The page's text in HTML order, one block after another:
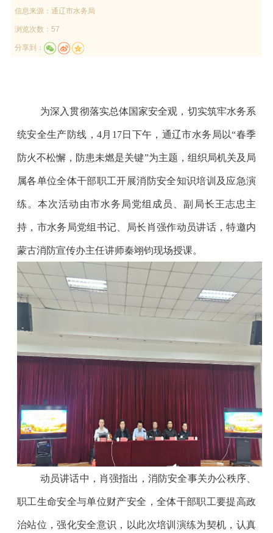
信息来源： 通辽市水务局
浏览次数：57
分享到：
为深入贯彻落实总体国家安全观，切实筑牢水务系
统安全生产防线， 4月 17日下午，通辽市水务局以“春季
防火不松懈，防患未燃是关键”为主题，组织局机关及局
属各单位全体干部职工开展消防安全知识培训及应急演
练。本次活动由市水务局党组成员、副局长王志忠主
持，市水务局党组书记、局长肖强作动员讲话，特邀内
蒙古消防宣传办主任讲师秦翊钧现场授课。
动员讲话中，肖强指出，消防安全事关办公秩序、
职工生命安全与单位财产安全，全体干部职工要提高政
治站位，强化安全意识，以此次培训演练为契机，认真